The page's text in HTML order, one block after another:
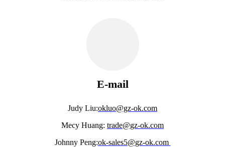
E-mail
Judy Liu:okluo@gz-ok.com
Mecy Huang: trade@gz-ok.com
Johnny Peng:ok-sales5@gz-ok.com